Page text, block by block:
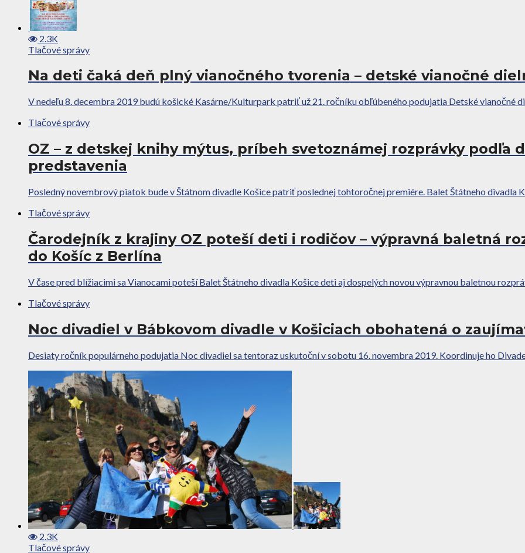
2.3K
Tlačové správy
Na deti čaká deň plný vianočného tvorenia – detské vianočné
V nedeľu 8. decembra 2019 budú košické Kasárne/Kulturpark patriť už 21. ročníku obľúbeného podujatia Detské vianočné
Tlačové správy
OZ – z detskej knihy mýtus, príbeh svetoznámej rozprávky podľa
predstavenia
Posledný novembrový piatok bude v Štátnom divadle Košice patriť poslednej tohtoročnej premiére. Balet Štátneho divadla
Tlačové správy
Čarodejník z krajiny OZ poteší deti i rodičov – výpravná baletná
do Košíc z Berlína
V čase pred blížiacimi sa Vianocami poteší Balet Štátneho divadla Košice deti aj dospelých novou výpravnou baletnou
Tlačové správy
Noc divadiel v Bábkovom divadle v Košiciach obohatená o
Desiaty ročník populárneho podujatia Noc divadiel sa tentoraz uskutoční v sobotu 16. novembra 2019. Koordinuje ho
2.3K
Tlačové správy